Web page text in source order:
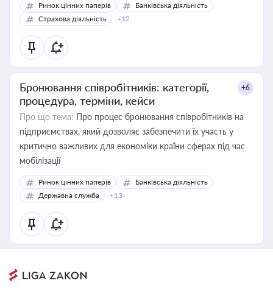
Ринок цінних паперів
Банківська діяльність
Страхова діяльність
+12
Бронювання співробітників: категорії,
процедура, терміни, кейси
+6
Про що тема: Про процес бронювання співробітників на
підприємствах, який дозволяє забезпечити їх участь у
критично важливих для економіки країни сферах під час
мобілізації
Ринок цінних паперів
Банківська діяльність
Державна служба
+13